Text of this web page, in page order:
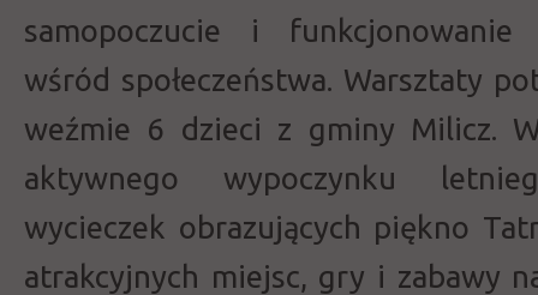
samopoczucie i funkcjonowanie
wśród społeczeństwa. Warsztaty
weźmie 6 dzieci z gminy Milicz.
aktywnego wypoczynku
wycieczek obrazujących piękno
atrakcyjnych miejsc, gry i zabawy